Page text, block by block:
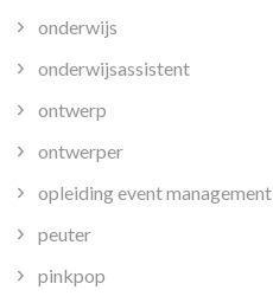
onderwijs
onderwijsassistent
ontwerp
ontwerper
opleiding event management
peuter
pinkpop